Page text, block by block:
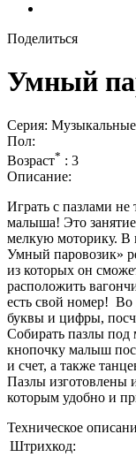
Поделиться
Умный
Серия:
Пол:
Возраст* : 3
Описание:
Играть с пазлами не
малыша! Это
мелкую моторику. В
Умный паровозик»
из которых он
расположить
есть свой номер!
буквы и цифры,
Собирать пазлы
кнопочку малыш
и счет, а также
Пазлы изготовлены
которым удобно и
Техническое
Штрихкод: